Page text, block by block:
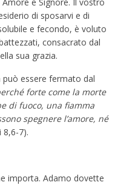
e Signore. Il vostro
di sposarvi e di
e fecondo, è voluto
consacrato dal
sua grazia.
essere fermato dal
forte come la morte
di fuoco, una fiamma
spegnere l’amore, né
8,6-7).
importa. Adamo dovette